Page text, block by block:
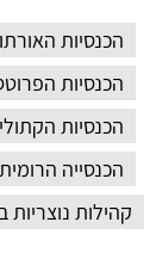
הכנסיות
הכנסיות
הכנסיות
הכנסייה
קהילות